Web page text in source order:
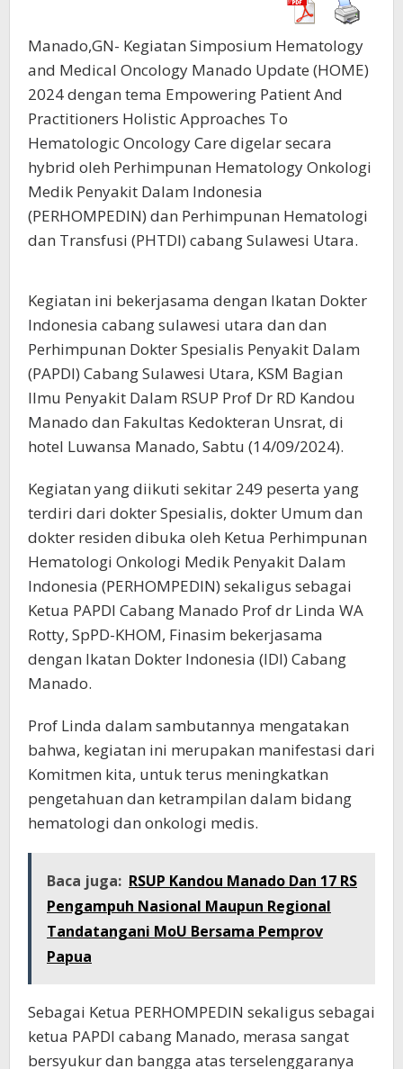
HOME
2024
Manado,GN- Kegiatan Simposium Hematology
and Medical Oncology Manado Update (HOME)
2024 dengan tema Empowering Patient And
Practitioners Holistic Approaches To
Hematologic Oncology Care digelar secara
hybrid oleh Perhimpunan Hematology Onkologi
Medik Penyakit Dalam Indonesia
(PERHOMPEDIN) dan Perhimpunan Hematologi
dan Transfusi (PHTDI) cabang Sulawesi Utara.
Kegiatan ini bekerjasama dengan Ikatan Dokter
Indonesia cabang sulawesi utara dan dan
Perhimpunan Dokter Spesialis Penyakit Dalam
(PAPDI) Cabang Sulawesi Utara, KSM Bagian
Ilmu Penyakit Dalam RSUP Prof Dr RD Kandou
Manado dan Fakultas Kedokteran Unsrat, di
hotel Luwansa Manado, Sabtu (14/09/2024).
Kegiatan yang diikuti sekitar 249 peserta yang
terdiri dari dokter Spesialis, dokter Umum dan
dokter residen dibuka oleh Ketua Perhimpunan
Hematologi Onkologi Medik Penyakit Dalam
Indonesia (PERHOMPEDIN) sekaligus sebagai
Ketua PAPDI Cabang Manado Prof dr Linda WA
Rotty, SpPD-KHOM, Finasim bekerjasama
dengan Ikatan Dokter Indonesia (IDI) Cabang
Manado.
Prof Linda dalam sambutannya mengatakan
bahwa, kegiatan ini merupakan manifestasi dari
Komitmen kita, untuk terus meningkatkan
pengetahuan dan ketrampilan dalam bidang
hematologi dan onkologi medis.
Baca juga: RSUP Kandou Manado Dan 17 RS
Pengampuh Nasional Maupun Regional
Tandatangani MoU Bersama Pemprov
Papua
Sebagai Ketua PERHOMPEDIN sekaligus sebagai
ketua PAPDI cabang Manado, merasa sangat
bersyukur dan bangga atas terselenggaranya